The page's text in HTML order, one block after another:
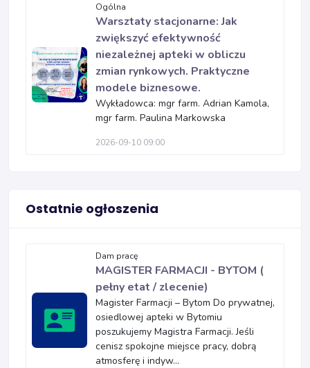
Ogólna
Warsztaty stacjonarne: Jak
zwiększyć efektywność
niezależnej apteki w obliczu
zmian rynkowych. Praktyczne
modele biznesowe.
Wykładowca: mgr farm. Adrian Kamola,
mgr farm. Paulina Markowska
2026-09-10 09:00
Ostatnie ogłoszenia
Dam pracę
MAGISTER FARMACJI - BYTOM (
pełny etat / zlecenie)
Magister Farmacji – Bytom Do prywatnej,
osiedlowej apteki w Bytomiu
poszukujemy Magistra Farmacji. Jeśli
cenisz spokojne miejsce pracy, dobrą
atmosferę i indyw...